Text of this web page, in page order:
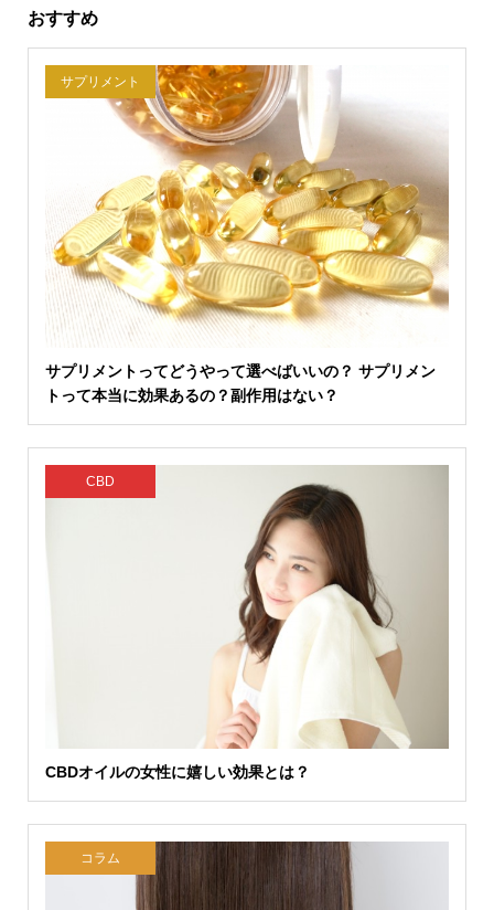
おすすめ
サプリメント
サプリメントってどうやって選べばいいの？ サプリメン
トって本当に効果あるの？副作用はない？
CBD
CBDオイルの女性に嬉しい効果とは？
コラム